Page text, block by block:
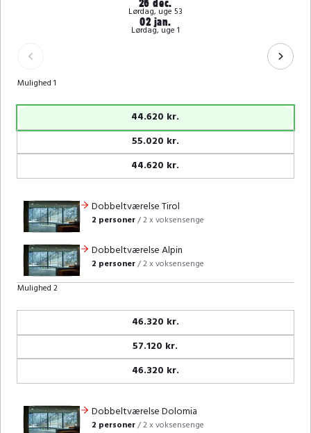
Lørdag, uge 53
02 jan.
Lørdag, uge 1
Mulighed 1
44.620 kr.
55.020 kr.
44.620 kr.
Dobbeltværelse Tirol
2 personer/2 x voksensenge
Dobbeltværelse Alpin
2 personer/2 x voksensenge
Mulighed 2
46.320 kr.
57.120 kr.
46.320 kr.
Dobbeltværelse Dolomia
2 personer/2 x voksensenge